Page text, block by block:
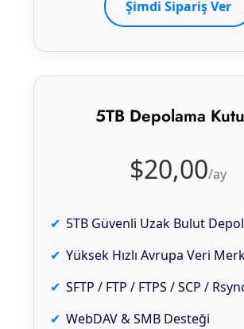
Şimdi Sipariş Ver
5TB Depolama
$20,00/ay
5TB Güvenli Uzak Bulut
Yüksek Hızlı Avrupa Veri
SFTP / FTP / FTPS / SCP /
WebDAV & SMB Desteği